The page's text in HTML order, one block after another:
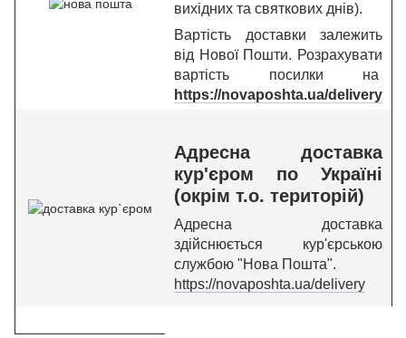
вихідних та святкових днів).
Вартість доставки залежить
від Нової Пошти. Розрахувати
вартість посилки на
https://novaposhta.ua/delivery
Адресна доставка
кур'єром по Україні
(окрім т.о. територій)
Адресна доставка
здійснюється кур'єрською
службою "Нова Пошта".
https://novaposhta.ua/delivery